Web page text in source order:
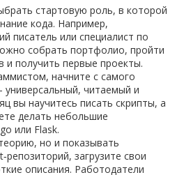
стартовую роль, в которой
кода. Например,
писатель или специалист по
собрать портфолио, пройти
и получить первые проекты.
начните с самого
универсальный, читаемый и
вы научитесь писать скрипты, а
делать небольшие
или Flask.
но и показывать
загрузите свои
описания. Работодатели